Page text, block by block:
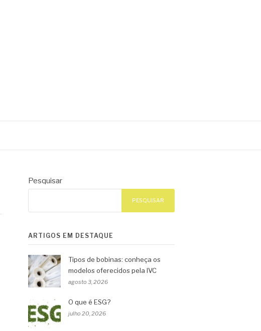
Pesquisar
PESQUISAR
ARTIGOS EM DESTAQUE
Tipos de bobinas: conheça os
modelos oferecidos pela IVC
agosto 3, 2026
O que é ESG?
julho 20, 2026